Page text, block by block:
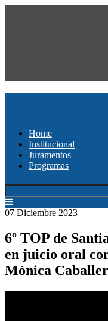
Home
Institucional
Juramentos
Programas
07 Diciembre 2023
6º TOP de
en juicio oral
Mónica